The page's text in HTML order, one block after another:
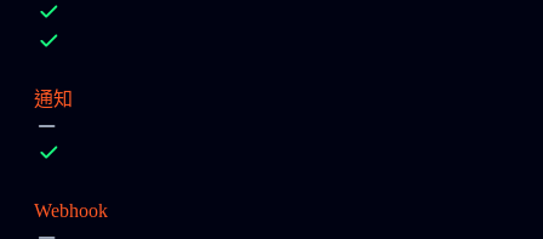
通知
Webhook